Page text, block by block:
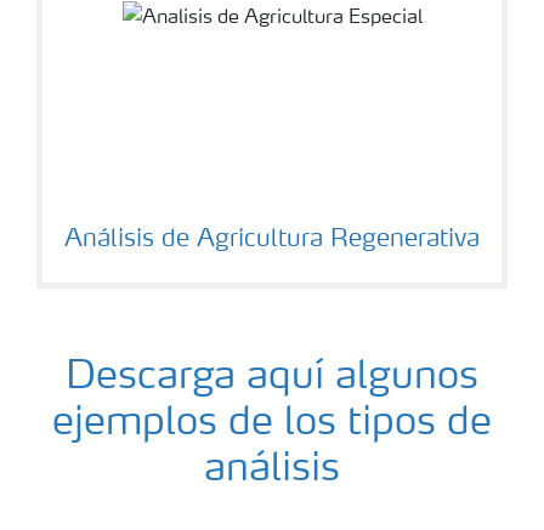
Análisis de Agricultura Regenerativa
Descarga aquí algunos
ejemplos de los tipos de
análisis